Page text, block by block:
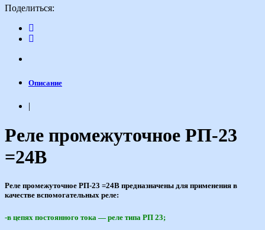
Поделиться:
Описание
|
Реле промежуточное РП-23
=24В
Реле промежуточное РП-23 =24В предназначены для применения в
качестве вспомогательных реле:
-в цепях постоянного тока — реле типа РП 23;